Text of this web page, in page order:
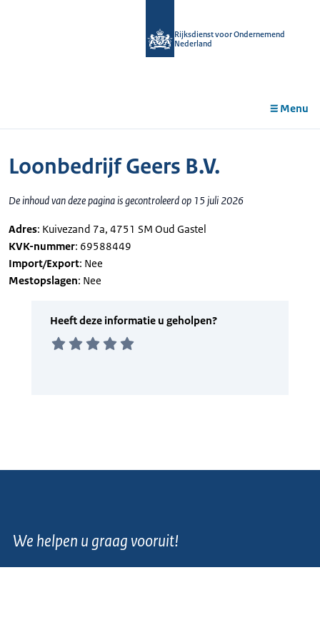
Rijksdienst voor Ondernemend
Nederland
Menu
Loonbedrijf Geers B.V.
De inhoud van deze pagina is gecontroleerd op 15 juli 2026
Adres: Kuivezand 7a, 4751 SM Oud Gastel
KVK-nummer: 69588449
Import/Export: Nee
Mestopslagen: Nee
We helpen u graag vooruit!